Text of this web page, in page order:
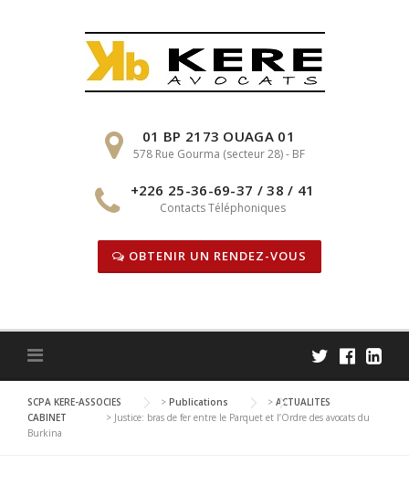
01 BP 2173 OUAGA 01
578 Rue Gourma (secteur 28) - BF
+226 25-36-69-37 / 38 / 41
Contacts Téléphoniques
OBTENIR UN RENDEZ-VOUS
SCPA KERE-ASSOCIES > Publications > ACTUALITES
CABINET
> Justice: bras de fer entre le Parquet et l’Ordre des avocats du
Burkina